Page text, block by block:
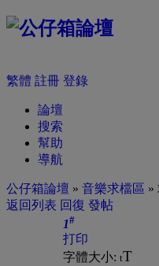
繁體 註冊 登錄
論壇
搜索
幫助
導航
公仔箱論壇 » 音樂求檔區 »
返回列表 回復 發帖
1#
打印
字體大小: tT